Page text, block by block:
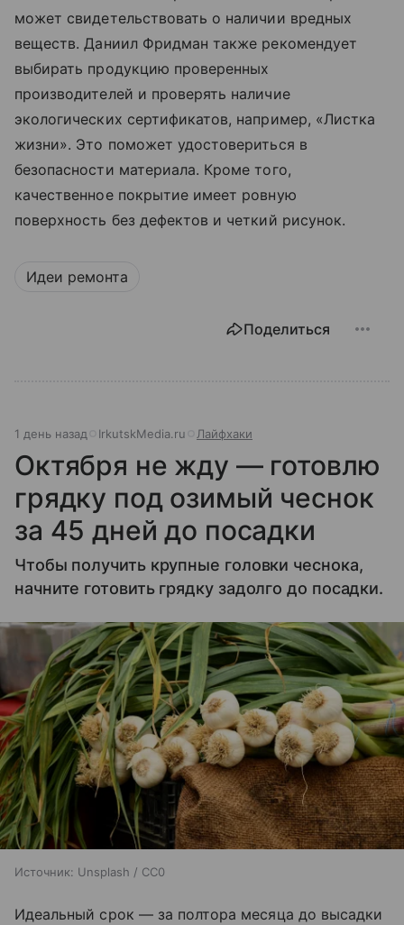
может свидетельствовать о наличии вредных
веществ. Даниил Фридман также рекомендует
выбирать продукцию проверенных
производителей и проверять наличие
экологических сертификатов, например, «Листка
жизни». Это поможет удостовериться в
безопасности материала. Кроме того,
качественное покрытие имеет ровную
поверхность без дефектов и четкий рисунок.
Идеи ремонта
Поделиться
1 день назад IrkutskMedia.ru Лайфхаки
Октября не жду — готовлю
грядку под озимый чеснок
за 45 дней до посадки
Чтобы получить крупные головки чеснока,
начните готовить грядку задолго до посадки.
Источник: Unsplash / CC0
Идеальный срок — за полтора месяца до высадки